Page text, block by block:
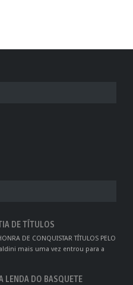
DE TÍTULOS
DE CONQUISTAR TÍTULOS PELO
mais uma vez entrou para a
LENDA DO BASQUETE